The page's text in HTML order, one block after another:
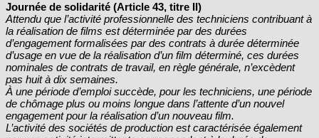
Journée de solidarité (Article 43, titre II)
Attendu que l’activité professionnelle des techniciens contribuant à
la réalisation de films est déterminée par des durées
d’engagement formalisées par des contrats à durée déterminée
d’usage en vue de la réalisation d’un film déterminé, ces durées
nominales de contrats de travail, en règle générale, n’excèdent
pas huit à dix semaines.
À une période d’emploi succède, pour les techniciens, une période
de chômage plus ou moins longue dans l’attente d’un nouvel
engagement pour la réalisation d’un nouveau film.
L’activité des sociétés de production est caractérisée également